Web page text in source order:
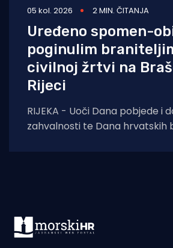
05 kol. 2026 2 MIN. ČITANJA
Uređeno spomen-
poginulim
civilnoj žrtvi na
Rijeci
RIJEKA - Uoči Dana pobjede i
zahvalnosti te Dana hrvatskih